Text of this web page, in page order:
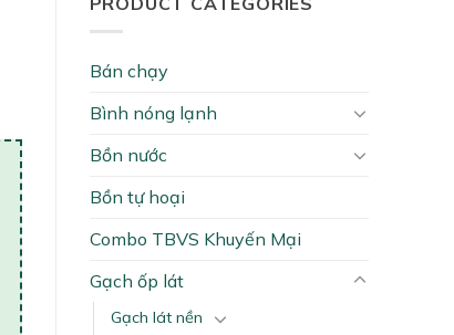
Bán chạy
Bình nóng lạnh
Bồn nước
Bồn tự hoại
Combo TBVS Khuyến Mại
Gạch ốp lát
Gạch lát nền